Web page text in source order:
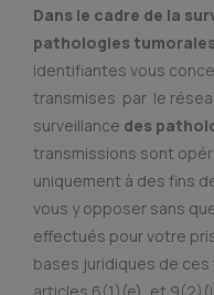
Dans le cadre de la
pathologies
identifiantes vous
transmises par le
surveillance des
transmissions sont
uniquement à des fins
vous y opposer sans
effectués pour votre
bases juridiques de
articles 6(1)(e), et